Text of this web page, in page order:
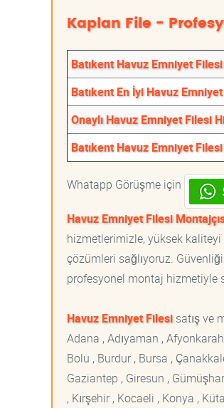
Kaplan File -
Batıkent Havuz Emniyet
Batıkent En İyi Havuz
Onaylı Havuz Emniyet Filesi
Batıkent Havuz Emniyet
Whatapp Görüşme için
Havuz Emniyet Filesi
hizmetlerimizle, yüksek
çözümleri sağlıyoruz.
profesyonel montaj hizmetiyle
Havuz Emniyet Filesisatış ve
Adana , Adıyaman ,
Bolu , Burdur , Bursa ,
Gaziantep , Giresun ,
, Kırşehir , Kocaeli , Konya ,